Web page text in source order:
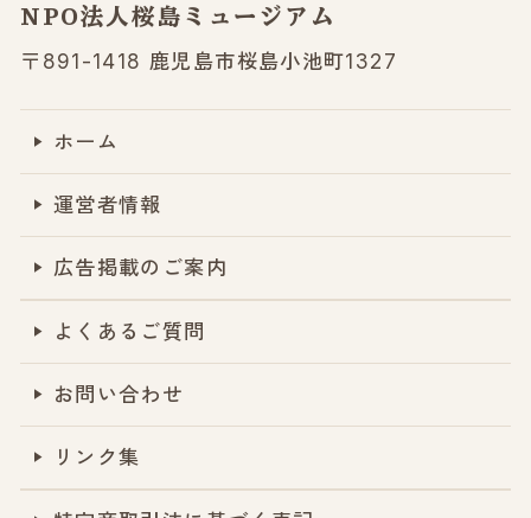
NPO法人桜島ミュージアム
〒891-1418 鹿児島市桜島小池町1327
ホーム
運営者情報
広告掲載のご案内
よくあるご質問
お問い合わせ
リンク集